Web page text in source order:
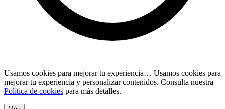
Usamos cookies para mejorar tu experiencia… Usamos cookies para
mejorar tu experiencia y personalizar contenidos. Consulta nuestra
Política de cookies para más detalles.